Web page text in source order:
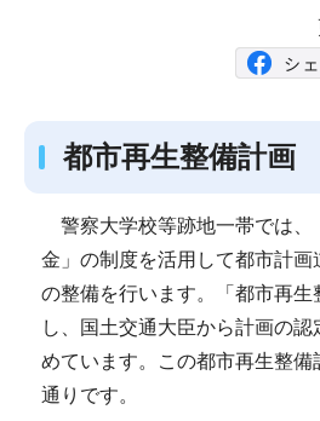
都市再生整備計画
警察大学校等跡地一帯では、
金」の制度を活用して都市計画
の整備を行います。「都市再生
し、国土交通大臣から計画の
めています。この都市再生整備
通りです。